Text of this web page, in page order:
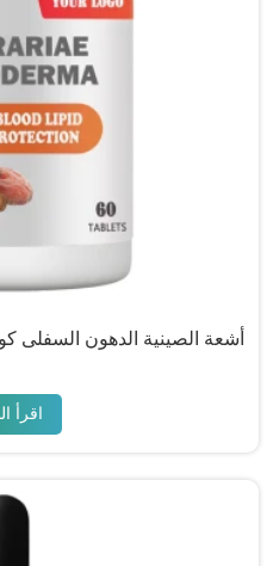
أشعة الصينية الدهون السفلى
اقرأ